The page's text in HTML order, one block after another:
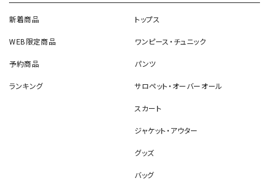
新着商品
WEB限定商品
予約商品
ランキング
トップス
ワンピース・チュニック
パンツ
サロペット・オーバーオール
スカート
ジャケット・アウター
グッズ
バッグ